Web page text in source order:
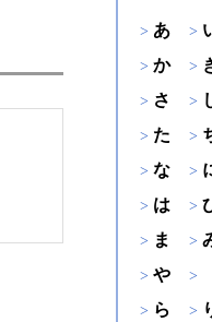
あ
か
さ
た
な
は
ま
や
ら